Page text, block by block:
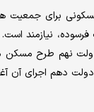
نیازمند